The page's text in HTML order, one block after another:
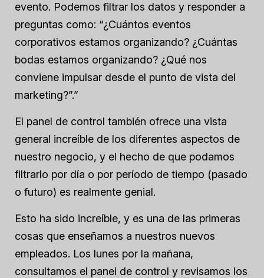
evento. Podemos filtrar los datos y responder a
preguntas como: “¿Cuántos eventos
corporativos estamos organizando? ¿Cuántas
bodas estamos organizando? ¿Qué nos
conviene impulsar desde el punto de vista del
marketing?”.”
El panel de control también ofrece una vista
general increíble de los diferentes aspectos de
nuestro negocio, y el hecho de que podamos
filtrarlo por día o por período de tiempo (pasado
o futuro) es realmente genial.
Esto ha sido increíble, y es una de las primeras
cosas que enseñamos a nuestros nuevos
empleados. Los lunes por la mañana,
consultamos el panel de control y revisamos los